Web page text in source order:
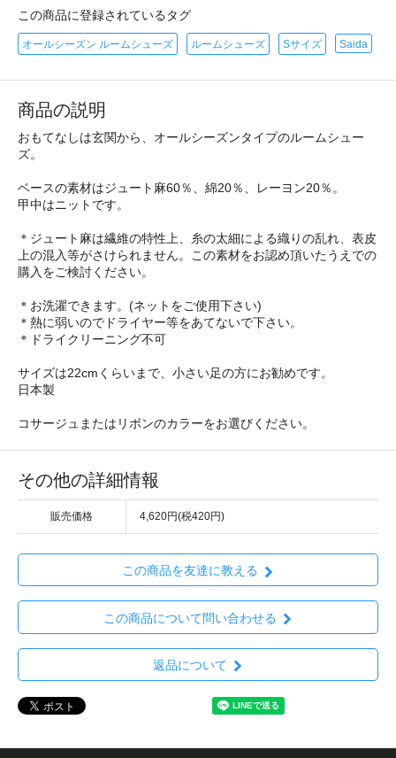
この商品に登録されているタグ
オールシーズン ルームシューズ ルームシューズ Sサイズ Saida
商品の説明
おもてなしは玄関から、オールシーズンタイプのルームシュー
ズ。
ベースの素材はジュート麻60％、綿20％、レーヨン20％。
甲中はニットです。
＊ジュート麻は繊維の特性上、糸の太細による織りの乱れ、表皮
上の混入等がさけられません。この素材をお認め頂いたうえでの
購入をご検討ください。
＊お洗濯できます。(ネットをご使用下さい)
＊熱に弱いのでドライヤー等をあてないで下さい。
＊ドライクリーニング不可
サイズは22cmくらいまで、小さい足の方にお勧めです。
日本製
コサージュまたはリボンのカラーをお選びください。
その他の詳細情報
販売価格 4,620円(税420円)
この商品を友達に教える
この商品について問い合わせる
返品について